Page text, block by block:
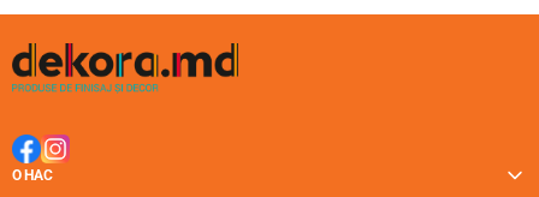
О НАС